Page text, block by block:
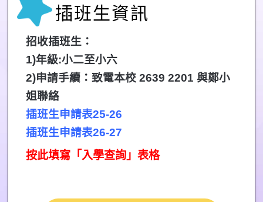
插班生資訊
招收插班生：
1)年級:小二至小六
2)申請手續： 致電本校 2639 2201 與鄭小
姐聯絡
插班生申請表25-26
插班生申請表26-27
按此填寫「入學查詢」表格